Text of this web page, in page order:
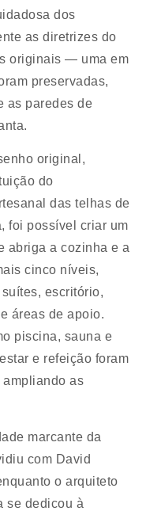
dos
as diretrizes do
originais — uma em
preservadas,
as paredes de
original,
do
das telhas de
foi possível criar um
abriga a cozinha e a
cinco níveis,
escritório,
áreas de apoio.
piscina, sauna e
e refeição foram
as
marcante da
com David
o arquiteto
se dedicou à